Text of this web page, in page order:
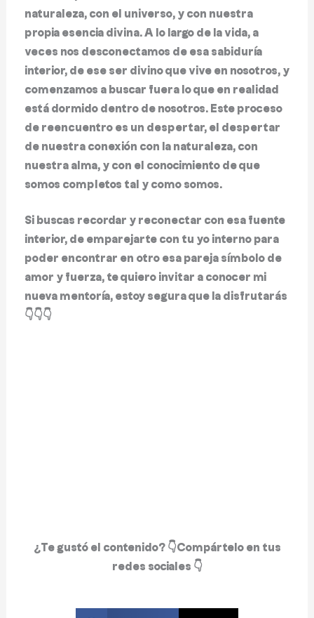
naturaleza, con el universo, y con nuestra
propia esencia divina. A lo largo de la vida, a
veces nos desconectamos de esa sabiduría
interior, de ese ser divino que vive en nosotros, y
comenzamos a buscar fuera lo que en realidad
está dormido dentro de nosotros. Este proceso
de reencuentro es un despertar,el despertar
de nuestra conexión con la naturaleza, con
nuestra alma, y con el conocimiento de que
somos completos tal y como somos.
Si buscas recordar y reconectar con esa fuente
interior, de emparejarte con tu yo interno para
poder encontrar en otro esa pareja símbolo de
amor y fuerza, te quiero invitar a conocer mi
nueva mentoría, estoy segura que la disfrutarás
👇👇👇
¿Te gustó el contenido? 👇Compártelo en tus
redes sociales 👇